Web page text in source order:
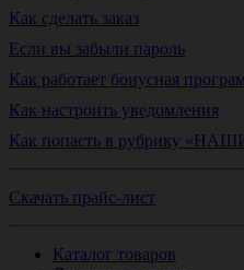
Как сделать заказ
Если вы забыли пароль
Как работает бонусная
Как настроить уведомления
Как попасть в рубрику
Скачать прайс-лист
Каталог товаров